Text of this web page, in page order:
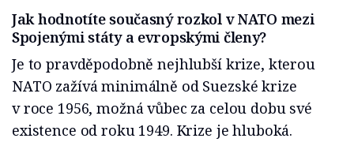
Jak hodnotíte současný rozkol v NATO mezi
Spojenými státy a evropskými členy?
Je to pravděpodobně nejhlubší krize, kterou
NATO zažívá minimálně od Suezské krize
v roce 1956, možná vůbec za celou dobu své
existence od roku 1949. Krize je hluboká.